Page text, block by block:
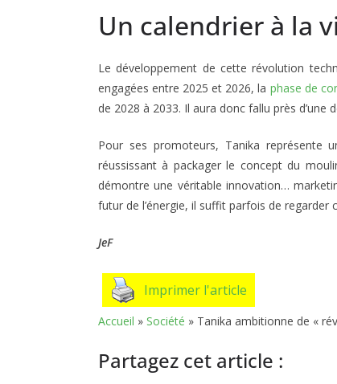
Un calendrier à la
Le développement de cette révolution
engagées entre 2025 et 2026, la phase de
de 2028 à 2033. Il aura donc fallu près d’une
Pour ses promoteurs, Tanika représente
réussissant à packager le concept du
démontre une véritable innovation…
futur de l’énergie, il suffit parfois de regarder
JeF
Imprimer l'article
Accueil » Société » Tanika ambitionne de «
Partagez cet article :